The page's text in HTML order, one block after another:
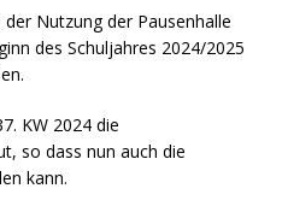
Nutzung der Pausenhalle
des Schuljahres 2024/2025
KW 2024 die
so dass nun auch die
kann.